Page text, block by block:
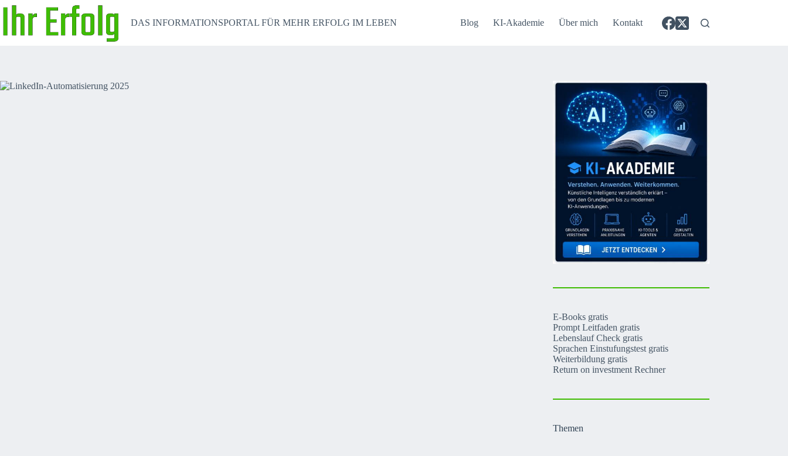
Zum
Inhalt
DAS INFORMATIONSPORTAL FÜR MEHR ERFOLG IM LEBEN Blog KI-Akademie Über mich Kontakt
E-Books gratis
Prompt Leitfaden gratis
Lebenslauf Check gratis
Sprachen Einstufungstest gratis
Weiterbildung gratis
Return on investment Rechner
Themen